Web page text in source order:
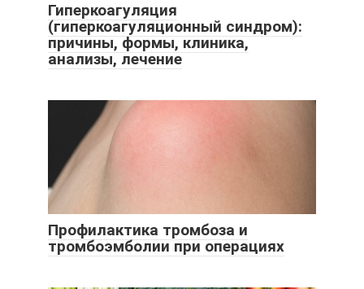
Гиперкоагуляция
(гиперкоагуляционный синдром):
причины, формы, клиника,
анализы, лечение
Профилактика тромбоза и
тромбоэмболии при операциях